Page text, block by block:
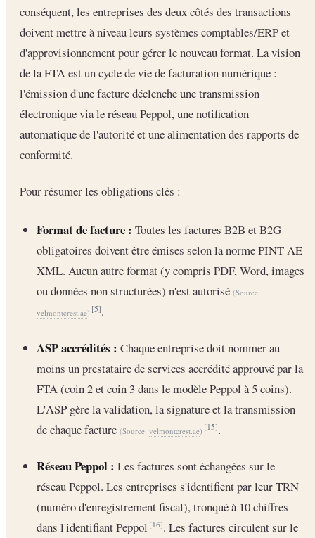
conséquent, les entreprises des deux côtés des transactions
doivent mettre à niveau leurs systèmes comptables/ERP et
d'approvisionnement pour gérer le nouveau format. La vision
de la FTA est un cycle de vie de facturation numérique :
l'émission d'une facture déclenche une transmission
électronique via le réseau Peppol, une notification
automatique de l'autorité et une alimentation des rapports de
conformité.
Pour résumer les obligations clés :
Format de facture : Toutes les factures B2B et B2G
obligatoires doivent être émises selon la norme PINT AE
XML. Aucun autre format (y compris PDF, Word, images
ou données non structurées) n'est autorisé (Source:
velmontcrest.ae) [5].
ASP accrédités : Chaque entreprise doit nommer au
moins un prestataire de services accrédité approuvé par la
FTA (coin 2 et coin 3 dans le modèle Peppol à 5 coins).
L'ASP gère la validation, la signature et la transmission
de chaque facture (Source: velmontcrest.ae) [15].
Réseau Peppol : Les factures sont échangées sur le
réseau Peppol. Les entreprises s'identifient par leur TRN
(numéro d'enregistrement fiscal), tronqué à 10 chiffres
dans l'identifiant Peppol[16]. Les factures circulent sur le